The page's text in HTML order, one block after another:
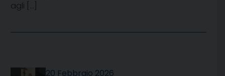
agli […]
20 Febbraio 2026